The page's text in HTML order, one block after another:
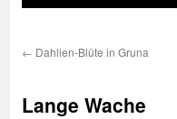
← Dahlien-Blüte in Gruna
Lange Wache